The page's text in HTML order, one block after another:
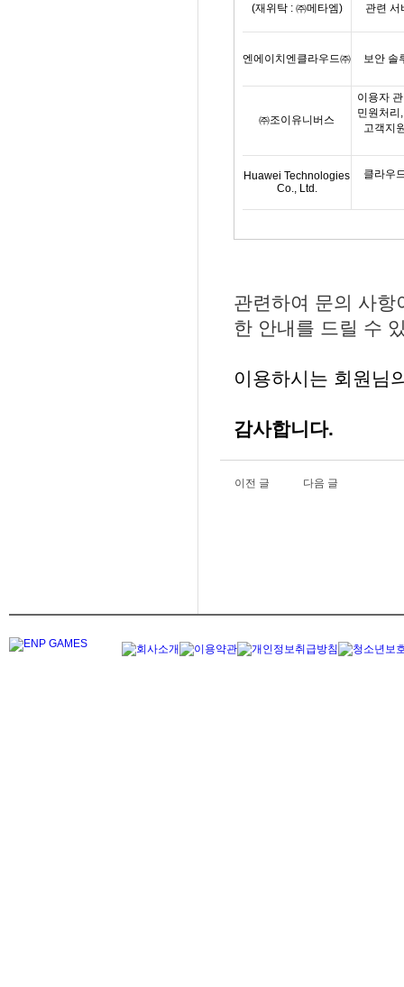
(재위탁: ㈜메타엠)
관련 서
엔에이치엔클라우드㈜ 보안 솔
㈜조이유니버스
이용자
민원처리
고객지
Huawei Technologies
Co., Ltd.
클라우
관련하여 문의 사
한 안내를 드릴 수
이용하시는 회원님
감사합니다.
이전 글 다음 글